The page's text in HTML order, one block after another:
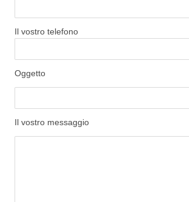
Il vostro telefono
Oggetto
Il vostro messaggio